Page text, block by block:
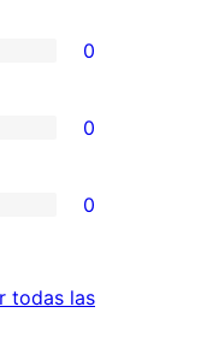
0
0
0
todas las